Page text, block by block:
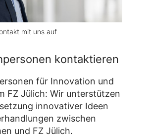
mit uns auf
kontaktieren
für Innovation und
FZ Jülich: Wir unterstützen
innovativer Ideen
zwischen
und FZ Jülich.